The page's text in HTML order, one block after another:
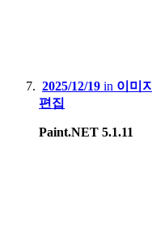
2025/12/19 in 이미지
편집
Paint.NET 5.1.11